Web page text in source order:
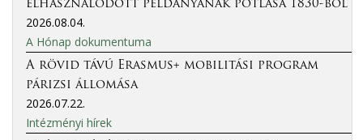
elhasználódott példányának pótlása 1830-ból
2026.08.04.
A Hónap dokumentuma
A rövid távú Erasmus+ mobilitási program
párizsi állomása
2026.07.22.
Intézményi hírek